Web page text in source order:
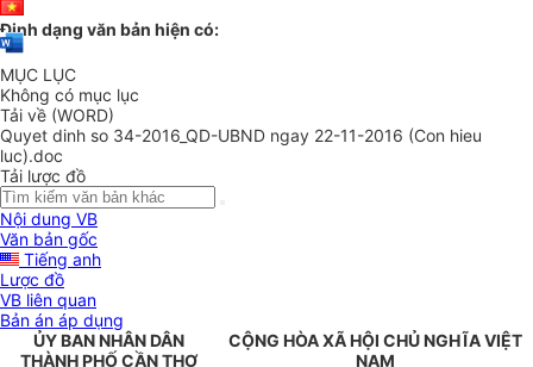
Định dạng văn bản hiện có:
MỤC LỤC
Không có mục lục
Tải về (WORD)
Quyet dinh so 34-2016_QD-UBND ngay 22-11-2016 (Con hieu
luc).doc
Tải lược đồ
Nội dung VB
Văn bản gốc
Tiếng anh
Lược đồ
VB liên quan
Bản án áp dụng
ỦY BAN NHÂN DÂN
THÀNH PHỐ CẦN THƠ
CỘNG HÒA XÃ HỘI CHỦ NGHĨA VIỆT
NAM